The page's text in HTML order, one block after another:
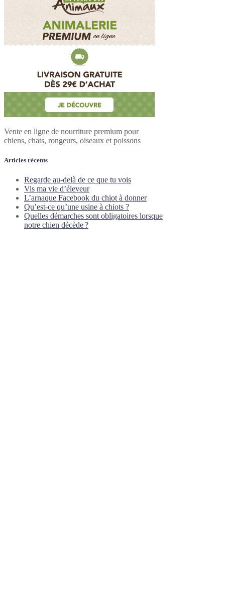
Vente en ligne de nourriture premium pour
chiens, chats, rongeurs, oiseaux et poissons
Articles récents
Regarde au-delà de ce que tu vois
Vis ma vie d’éleveur
L’arnaque Facebook du chiot à donner
Qu’est-ce qu’une usine à chiots ?
Quelles démarches sont obligatoires lorsque
notre chien décède ?